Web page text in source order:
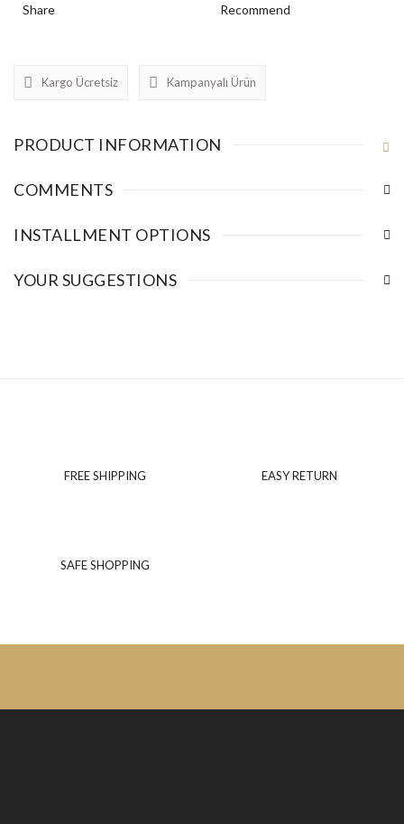
Share Recommend
Kargo Ücretsiz Kampanyalı Ürün
PRODUCT INFORMATION
COMMENTS
INSTALLMENT OPTIONS
YOUR SUGGESTIONS
FREE SHIPPING EASY RETURN
SAFE SHOPPING